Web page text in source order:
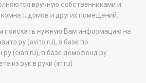
вручную собственниками и
домов и других помещений.
поискать нужную Вам информацию на
(avito.ru), в базе по
(cian.ru), в базе домофонд.ру
из рук в руки (irr.ru).